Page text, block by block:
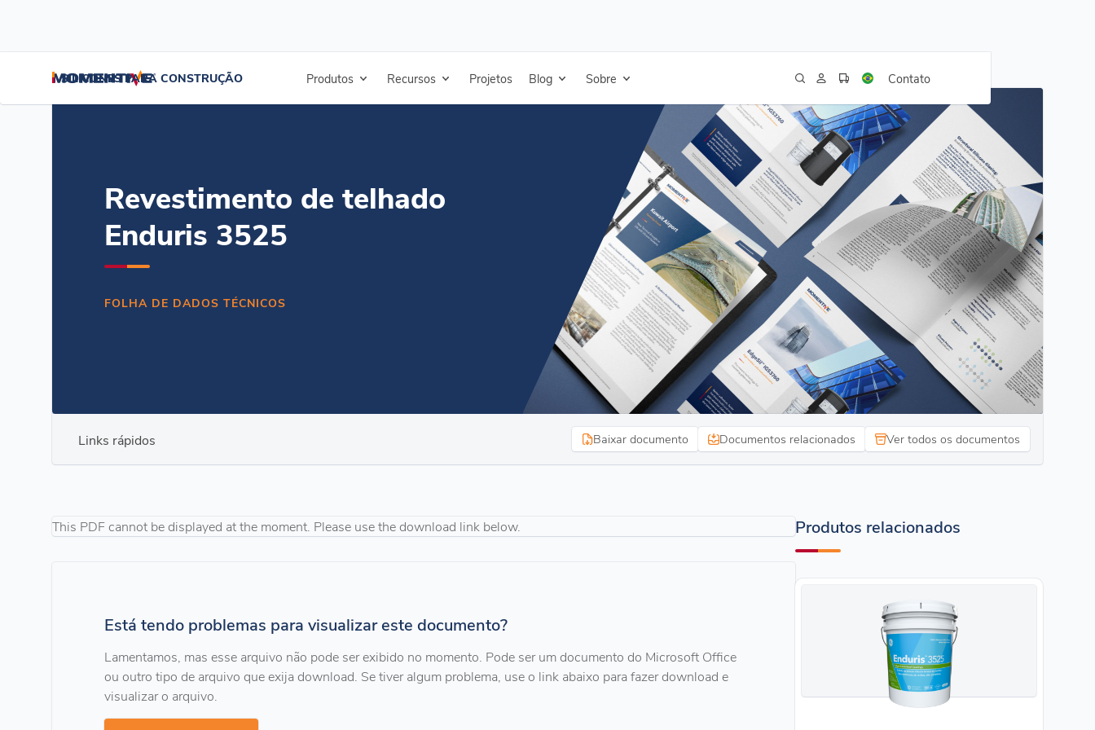
SILICONES PARA CONSTRUÇÃO Produtos Recursos Projetos Blog Sobre Contato
Início / Centro de documentos
Revestimento de telhado
Enduris 3525
FOLHA DE DADOS TÉCNICOS
Links rápidos Baixar documento Documentos relacionados Ver todos os documentos
This PDF cannot be displayed at the moment. Please use the download link below.
Está tendo problemas para visualizar este documento?
Lamentamos, mas esse arquivo não pode ser exibido no momento. Pode ser um documento do Microsoft Office
ou outro tipo de arquivo que exija download. Se tiver algum problema, use o link abaixo para fazer download e
visualizar o arquivo.
Produtos relacionados